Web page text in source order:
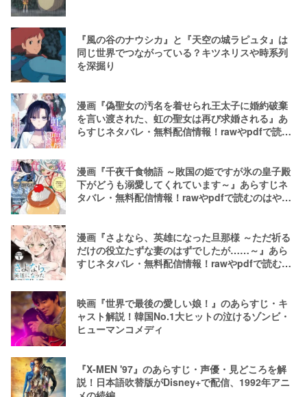
『風の谷のナウシカ』と『天空の城ラピュタ』は
同じ世界でつながっている？キツネリスや時系列
を深掘り
漫画『偽聖女の汚名を着せられ王太子に婚約破棄
を言い渡された、虹の聖女は再び求婚される』あ
らすじネタバレ・無料配信情報！rawやpdfで読む
漫画『千夜千食物語 ～敗国の姫ですが氷の皇子殿
下がどうも溺愛してくれています～』あらすじネ
タバレ・無料配信情報！rawやpdfで読むのはやめ
漫画『さよなら、英雄になった旦那様 ～ただ祈る
だけの役立たずな妻のはずでしたが……～』あら
すじネタバレ・無料配信情報！rawやpdfで読むの
映画『世界で最後の愛しい娘！』のあらすじ・キ
ャスト解説！韓国No.1大ヒットの泣けるゾンビ・
ヒューマンコメディ
『X-MEN '97』のあらすじ・声優・見どころを解
説！日本語吹替版がDisney+で配信、1992年アニ